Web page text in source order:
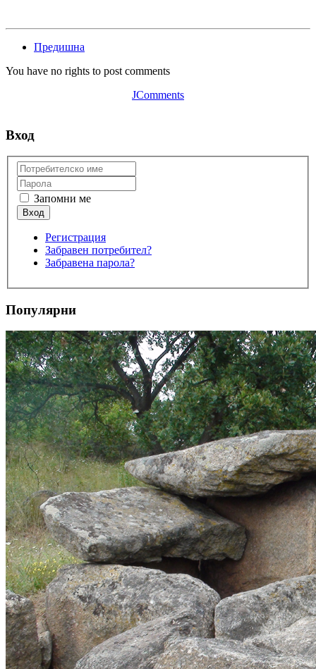
Предишна
You have no rights to post comments
JComments
Вход
Запомни ме
Регистрация
Забравен потребител?
Забравена парола?
Популярни